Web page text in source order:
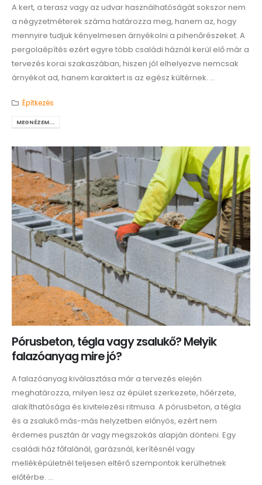
A kert, a terasz vagy az udvar használhatóságát sokszor nem
a négyzetméterek száma határozza meg, hanem az, hogy
mennyire tudjuk kényelmesen árnyékolni a pihenőrészeket. A
pergolaépítés ezért egyre több családi háznál kerül elő már a
tervezés korai szakaszában, hiszen jól elhelyezve nemcsak
árnyékot ad, hanem karaktert is az egész kültérnek. ...
Építkezés
MEGNÉZEM...
Pórusbeton, tégla vagy zsalukő? Melyik
falazóanyag mire jó?
A falazóanyag kiválasztása már a tervezés elején
meghatározza, milyen lesz az épület szerkezete, hőérzete,
alakíthatósága és kivitelezési ritmusa. A pórusbeton, a tégla
és a zsalukő más-más helyzetben előnyös, ezért nem
érdemes pusztán ár vagy megszokás alapján dönteni. Egy
családi ház főfalánál, garázsnál, kerítésnél vagy
melléképületnél teljesen eltérő szempontok kerülhetnek
előtérbe. ...